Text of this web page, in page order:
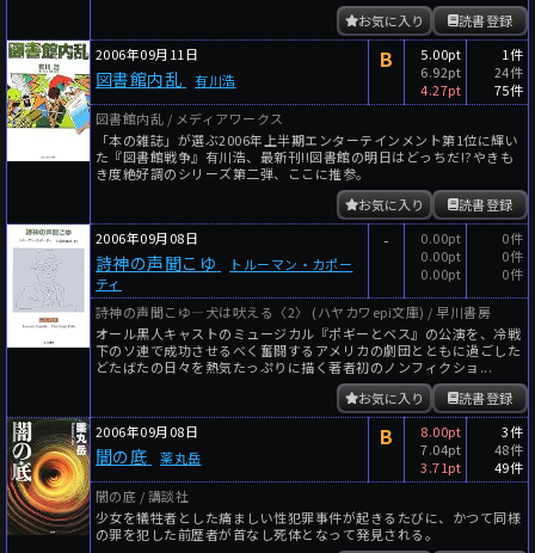
読書登録
お気に入り
2006年09月11日
図書館内乱 有川浩
B
5.00pt
6.92pt
4.27pt
1件
24件
75件
図書館内乱 / メディアワークス
「本の雑誌」が選ぶ2006年上半期エンターテインメント第1位に輝い
た『図書館戦争』有川浩、最新刊!!図書館の明日はどっちだ!?やきも
き度絶好調のシリーズ第二弾、ここに推参。
読書登録
お気に入り
2006年09月08日
詩神の声聞こゆ
トルーマン・カポー
ティ
-
0.00pt
0.00pt
0.00pt
0件
0件
0件
詩神の声聞こゆ―犬は吠える〈2〉 (ハヤカワepi文庫) / 早川書房
オール黒人キャストのミュージカル『ポギーとベス』の公演を、冷戦
下のソ連で成功させるべく奮闘するアメリカの劇団とともに過ごした
どたばたの日々を熱気たっぷりに描く著者初のノンフィクショ...
読書登録
お気に入り
2006年09月08日
闇の底 薬丸岳
B
8.00pt
7.04pt
3.71pt
3件
48件
49件
闇の底 / 講談社
少女を犠牲者とした痛ましい性犯罪事件が起きるたびに、かつて同様
の罪を犯した前歴者が首なし死体となって発見される。